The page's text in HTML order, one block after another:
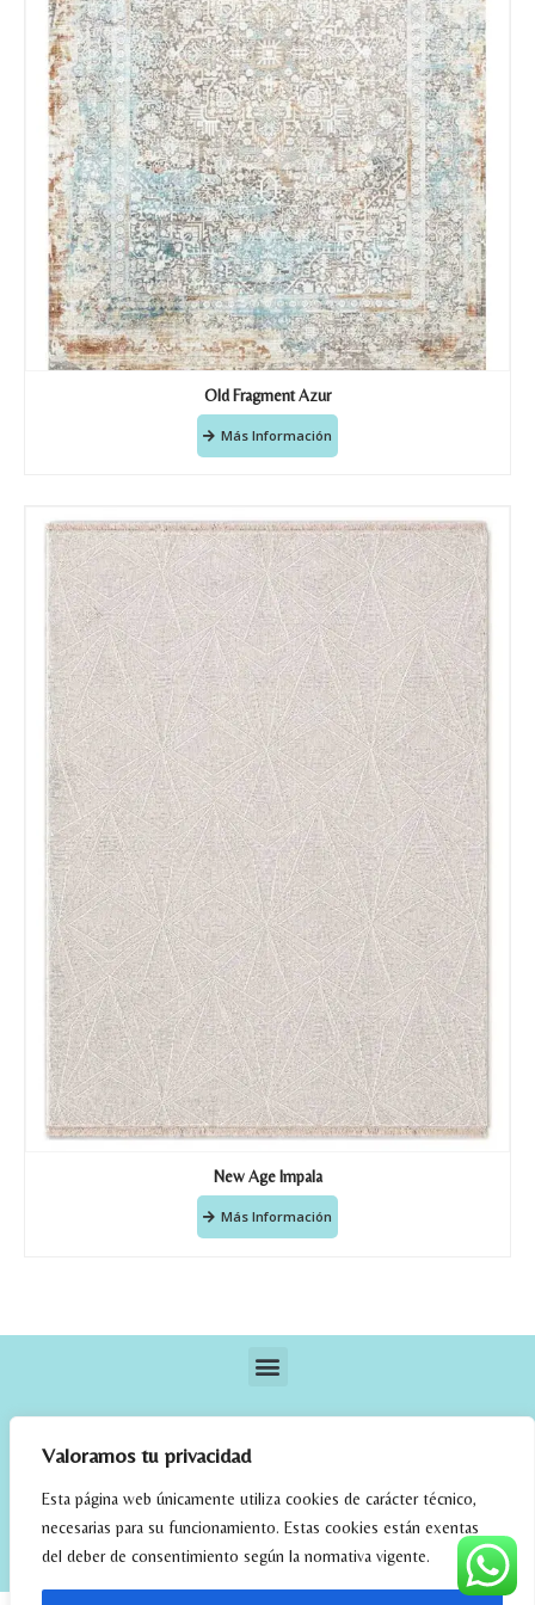
Valoramos tu privacidad
Esta página web únicamente utiliza cookies de carácter técnico,
necesarias para su funcionamiento. Estas cookies están exentas
del deber de consentimiento según la normativa vigente.
Old Fragment Azur
Más Información
New Age Impala
Más Información
elrincondefehmi.com © 2023. Designed By W Media